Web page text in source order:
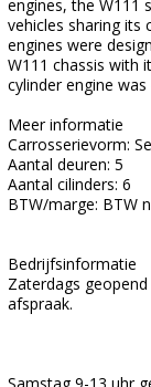
engines, the W111
vehicles sharing its
engines were
W111 chassis with
cylinder engine
Meer informatie
Carrosserievorm:
Aantal deuren: 5
Aantal cilinders: 6
BTW/marge: BTW
Bedrijfsinformatie
Zaterdags
afspraak.